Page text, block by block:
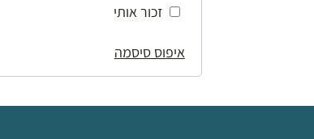
זכור אותי
איפוס סיסמה